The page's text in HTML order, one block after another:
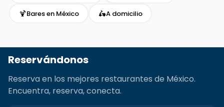
🍹Bares en México 🛵A domicilio
Reservándonos
Reserva en los mejores restaurantes de México.
Encuentra, reserva, conecta.